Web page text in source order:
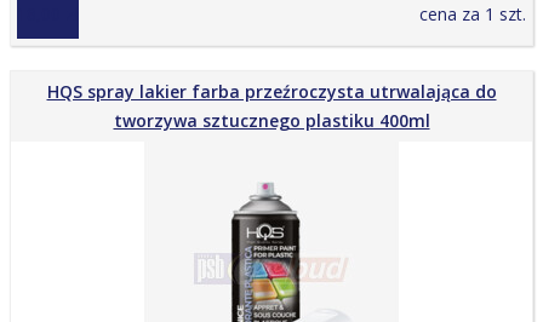
cena za 1 szt.
HQS spray lakier farba przeźroczysta utrwalająca do
tworzywa sztucznego plastiku 400ml